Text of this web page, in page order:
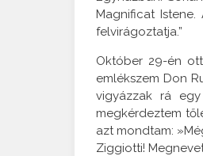
Magnificat
felvirágoztatja.”
Október 29-én
emlékszem Don
vigyázzak rá
megkérdeztem
azt mondtam:
Ziggiotti!